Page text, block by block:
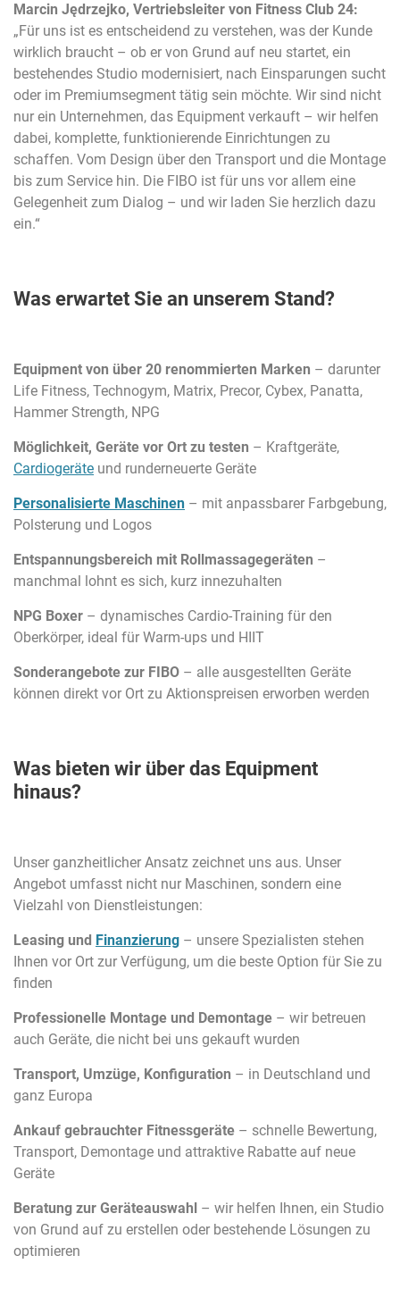
Marcin Jędrzejko, Vertriebsleiter von Fitness Club 24:
„Für uns ist es entscheidend zu verstehen, was der Kunde
wirklich braucht – ob er von Grund auf neu startet, ein
bestehendes Studio modernisiert, nach Einsparungen sucht
oder im Premiumsegment tätig sein möchte. Wir sind nicht
nur ein Unternehmen, das Equipment verkauft – wir helfen
dabei, komplette, funktionierende Einrichtungen zu
schaffen. Vom Design über den Transport und die Montage
bis zum Service hin. Die FIBO ist für uns vor allem eine
Gelegenheit zum Dialog – und wir laden Sie herzlich dazu
ein.“
Was erwartet Sie an unserem Stand?
Equipment von über 20 renommierten Marken – darunter
Life Fitness, Technogym, Matrix, Precor, Cybex, Panatta,
Hammer Strength, NPG
Möglichkeit, Geräte vor Ort zu testen – Kraftgeräte,
Cardiogeräte und runderneuerte Geräte
Personalisierte Maschinen – mit anpassbarer Farbgebung,
Polsterung und Logos
Entspannungsbereich mit Rollmassagegeräten –
manchmal lohnt es sich, kurz innezuhalten
NPG Boxer – dynamisches Cardio-Training für den
Oberkörper, ideal für Warm-ups und HIIT
Sonderangebote zur FIBO – alle ausgestellten Geräte
können direkt vor Ort zu Aktionspreisen erworben werden
Was bieten wir über das Equipment
hinaus?
Unser ganzheitlicher Ansatz zeichnet uns aus. Unser
Angebot umfasst nicht nur Maschinen, sondern eine
Vielzahl von Dienstleistungen:
Leasing und Finanzierung – unsere Spezialisten stehen
Ihnen vor Ort zur Verfügung, um die beste Option für Sie zu
finden
Professionelle Montage und Demontage – wir betreuen
auch Geräte, die nicht bei uns gekauft wurden
Transport, Umzüge, Konfiguration – in Deutschland und
ganz Europa
Ankauf gebrauchter Fitnessgeräte – schnelle Bewertung,
Transport, Demontage und attraktive Rabatte auf neue
Geräte
Beratung zur Geräteauswahl – wir helfen Ihnen, ein Studio
von Grund auf zu erstellen oder bestehende Lösungen zu
optimieren